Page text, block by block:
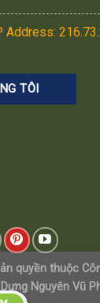
Address:
TÔI
quyền thuộc
Dựng Nguyên Vũ